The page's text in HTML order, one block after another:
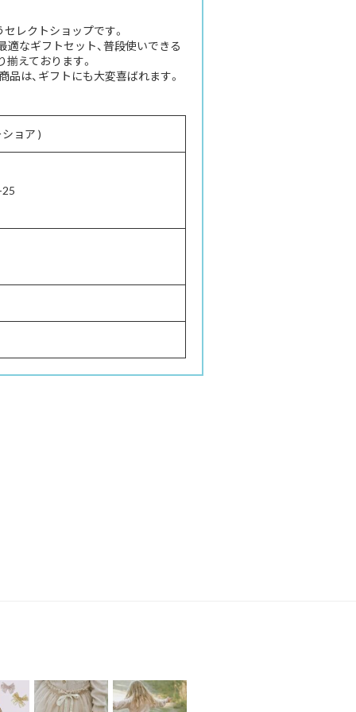
レクトショップです。
なギフトセット、普段使いできる
えております。
は、ギフトにも大変喜ばれます。
ョア )